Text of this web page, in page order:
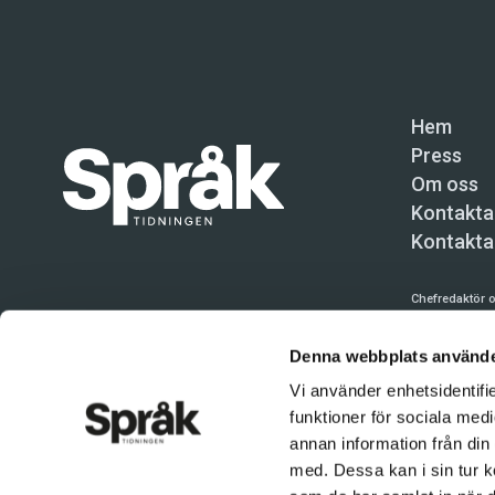
Denna webbplats
Vi använder
funktioner för sociala
annan information från
med. Dessa kan i sin tur
Hem
Press
Om oss
Chefredaktör
Användning
tillåten.
©